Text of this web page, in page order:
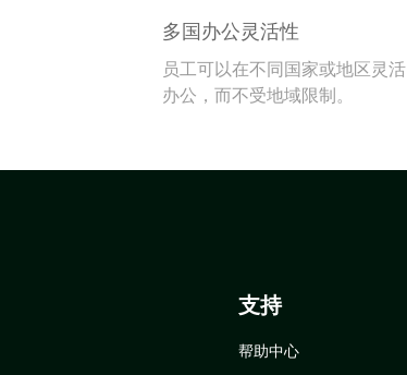
多国办公灵活性
员工可以在不同国家或地区灵活
办公，而不受地域限制。
支持
帮助中心